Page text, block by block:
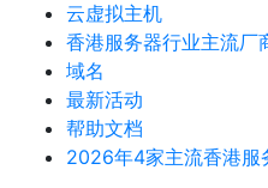
云虚拟主机
香港服务器行业主流厂
域名
最新活动
帮助文档
2026年4家主流香港服